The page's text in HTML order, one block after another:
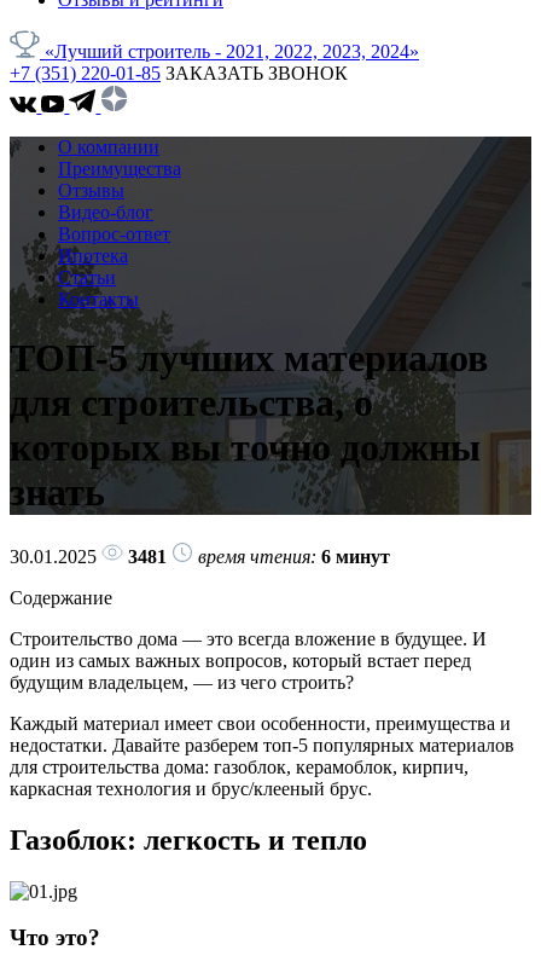
«Лучший строитель - 2021, 2022, 2023, 2024»
+7 (351) 220-01-85 ЗАКАЗАТЬ ЗВОНОК
О компании
Преимущества
Отзывы
Видео-блог
Вопрос-ответ
Ипотека
Статьи
Контакты
ТОП-5 лучших материалов
для строительства, о
которых вы точно должны
знать
30.01.2025 3481 время чтения: 6 минут
Содержание
Строительство дома — это всегда вложение в будущее. И
один из самых важных вопросов, который встает перед
будущим владельцем, — из чего строить?
Каждый материал имеет свои особенности, преимущества и
недостатки. Давайте разберем топ-5 популярных материалов
для строительства дома: газоблок, керамоблок, кирпич,
каркасная технология и брус/клееный брус.
Газоблок: легкость и тепло
Что это?